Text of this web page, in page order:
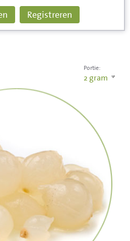
Registreren
Portie:
2 gram